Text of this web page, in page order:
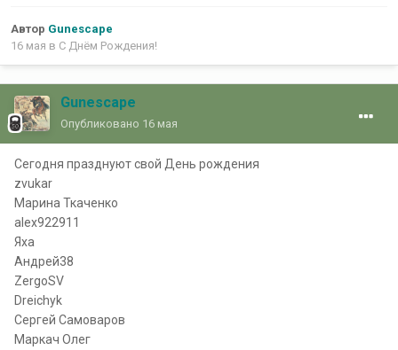
Автор Gunescape
16 мая в С Днём Рождения!
Gunescape
Опубликовано 16 мая
Сегодня празднуют свой День рождения
zvukar
Марина Ткаченко
alex922911
Яха
Андрей38
ZergoSV
Dreichyk
Сергей Самоваров
Маркач Олег